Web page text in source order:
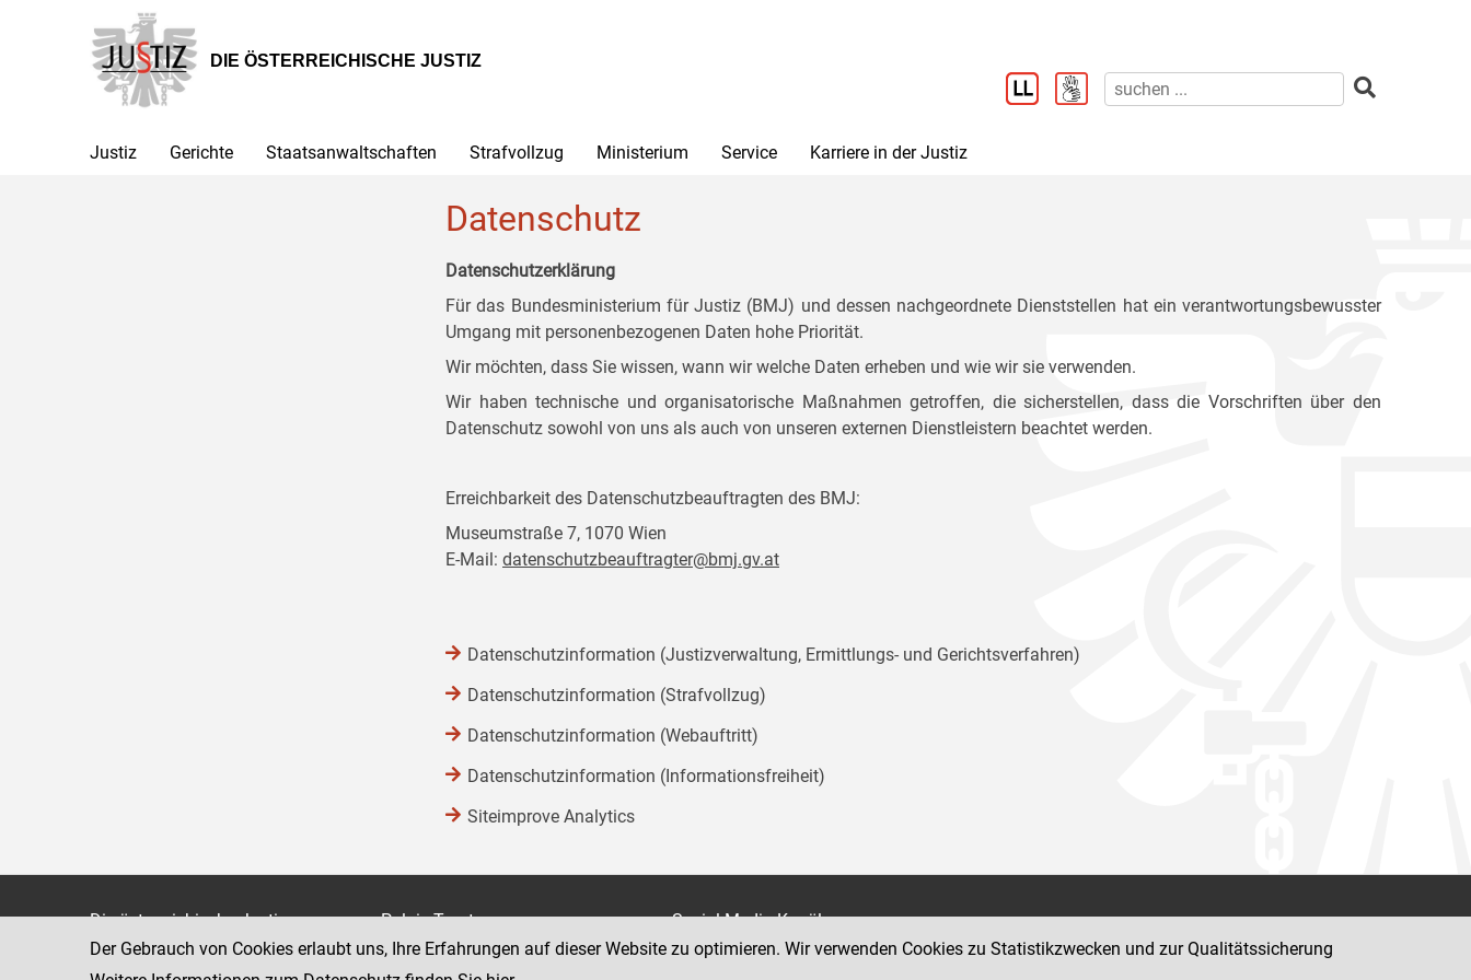
Hauptnavigation
[1]
Inhalt
[2]
Untermenü
[3]
DIE ÖSTERREICHISCHE JUSTIZ
Justiz Gerichte Staatsanwaltschaften Strafvollzug Ministerium Service Karriere in der Justiz
Datenschutz
Datenschutzerklärung
Für das Bundesministerium für Justiz (BMJ) und dessen nachgeordnete Dienststellen hat ein verantwortungsbewusster
Umgang mit personenbezogenen Daten hohe Priorität.
Wir möchten, dass Sie wissen, wann wir welche Daten erheben und wie wir sie verwenden.
Wir haben technische und organisatorische Maßnahmen getroffen, die sicherstellen, dass die Vorschriften über den
Datenschutz sowohl von uns als auch von unseren externen Dienstleistern beachtet werden.
Erreichbarkeit des Datenschutzbeauftragten des BMJ:
Museumstraße 7, 1070 Wien
E-Mail: datenschutzbeauftragter@bmj.gv.at
Datenschutzinformation (Justizverwaltung, Ermittlungs- und Gerichtsverfahren)
Datenschutzinformation (Strafvollzug)
Datenschutzinformation (Webauftritt)
Datenschutzinformation (Informationsfreiheit)
Siteimprove Analytics
Die österreichische Justiz
Bundesministerium für Justiz
Palais Trautson
Museumstraße 7
1070 Wien
Social Media Kanäle
der Justiz und des BMJ
Der Gebrauch von Cookies erlaubt uns, Ihre Erfahrungen auf dieser Website zu optimieren. Wir verwenden Cookies zu Statistikzwecken und zur Qualitätssicherung